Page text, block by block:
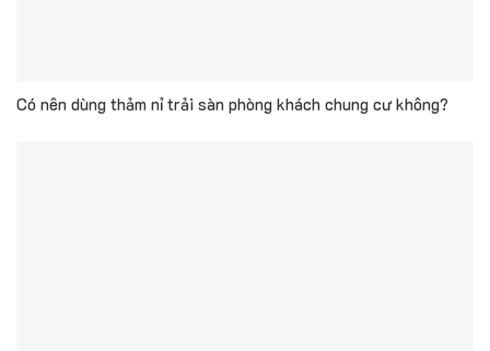
Có nên dùng thảm nỉ trải sàn phòng khách chung cư không?